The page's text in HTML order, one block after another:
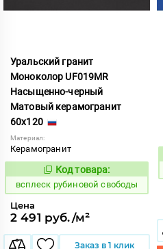
Уральский гранит
Моноколор UF019MR
Насыщенно-черный
Матовый керамогранит
60x120
Материал:
Керамогранит
244335
Код товара:
всплеск рубиновой свободы
Цена
2 491 руб./м²
Заказ в 1 клик